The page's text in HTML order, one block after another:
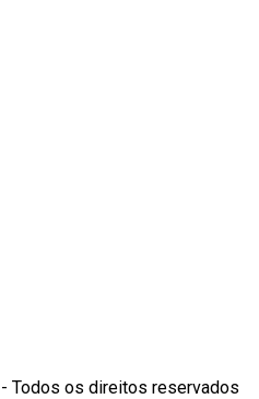
Todos os direitos reservados